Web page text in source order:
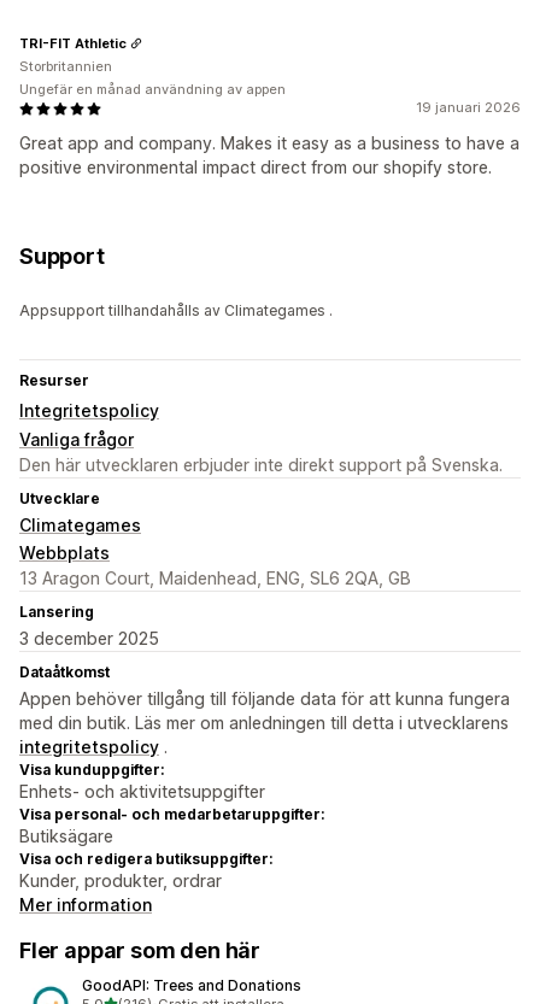
19 januari 2026
Great app and company. Makes it easy as a business to have a
positive environmental impact direct from our shopify store.
TRI-FIT Athletic
Storbritannien
Ungefär en månad användning av appen
Support
Appsupport tillhandahålls av Climategames .
Resurser
Integritetspolicy
Vanliga frågor
Den här utvecklaren erbjuder inte direkt support på Svenska.
Utvecklare
Climategames
Webbplats
13 Aragon Court, Maidenhead, ENG, SL6 2QA, GB
Lansering
3 december 2025
Dataåtkomst
Appen behöver tillgång till följande data för att kunna fungera
med din butik. Läs mer om anledningen till detta i utvecklarens
integritetspolicy .
Visa kunduppgifter:
Enhets- och aktivitetsuppgifter
Visa personal- och medarbetaruppgifter:
Butiksägare
Visa och redigera butiksuppgifter:
Kunder, produkter, ordrar
Mer information
Fler appar som den här
GoodAPI: Trees and Donations